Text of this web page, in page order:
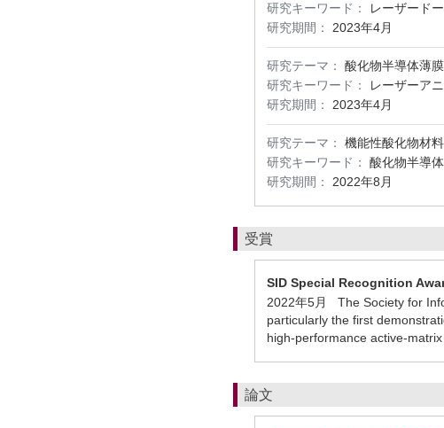
研究キーワード：
レーザード
研究期間：
2023年4月
研究テーマ：
酸化物半導体薄
研究キーワード：
レーザーア
研究期間：
2023年4月
研究テーマ：
機能性酸化物材
研究キーワード：
酸化物半導
研究期間：
2022年8月
受賞
SID Special Recognition
2022年5月 The Society for
particularly the first
high-performance active-
論文